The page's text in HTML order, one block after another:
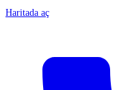
Haritada aç